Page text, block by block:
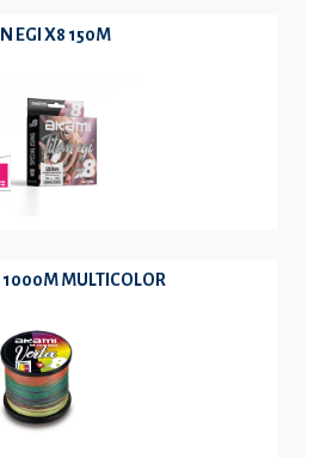
EGI X8 150M
1000M MULTICOLOR